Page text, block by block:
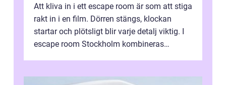
Att kliva in i ett escape room är som att stiga
rakt in i en film. Dörren stängs, klockan
startar och plötsligt blir varje detalj viktig. I
escape room Stockholm kombineras